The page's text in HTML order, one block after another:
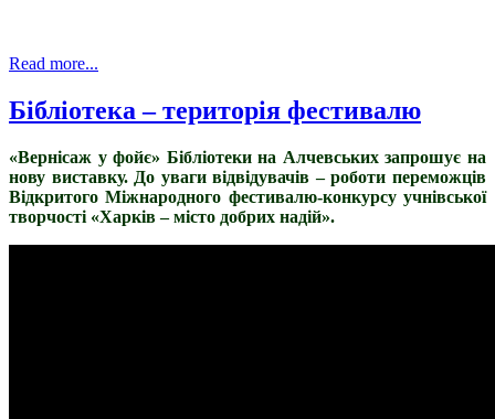
Read more...
Бібліотека – територія фестивалю
«Вернісаж у фойє» Бібліотеки на Алчевських запрошує на
нову виставку. До уваги відвідувачів – роботи переможців
Відкритого Міжнародного фестивалю-конкурсу учнівської
творчості «Харків – місто добрих надій».